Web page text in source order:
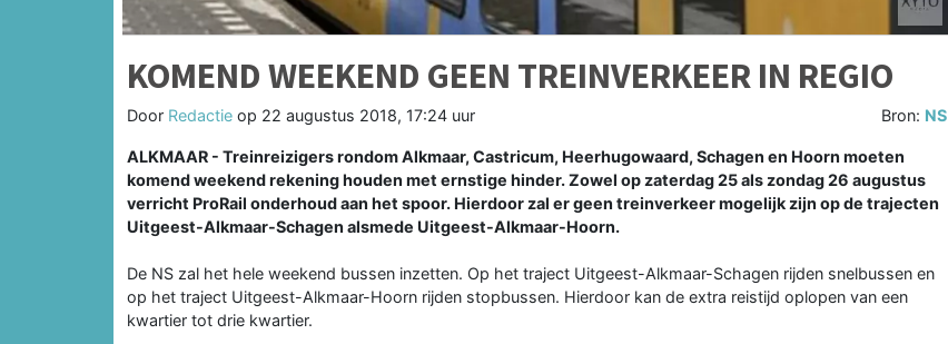
KOMEND WEEKEND GEEN TREINVERKEER IN REGIO
Door Redactie op 22 augustus 2018, 17:24 uur Bron: NS
ALKMAAR - Treinreizigers rondom Alkmaar, Castricum, Heerhugowaard, Schagen en Hoorn moeten
komend weekend rekening houden met ernstige hinder. Zowel op zaterdag 25 als zondag 26 augustus
verricht ProRail onderhoud aan het spoor. Hierdoor zal er geen treinverkeer mogelijk zijn op de trajecten
Uitgeest-Alkmaar-Schagen alsmede Uitgeest-Alkmaar-Hoorn.
De NS zal het hele weekend bussen inzetten. Op het traject Uitgeest-Alkmaar-Schagen rijden snelbussen en
op het traject Uitgeest-Alkmaar-Hoorn rijden stopbussen. Hierdoor kan de extra reistijd oplopen van een
kwartier tot drie kwartier.